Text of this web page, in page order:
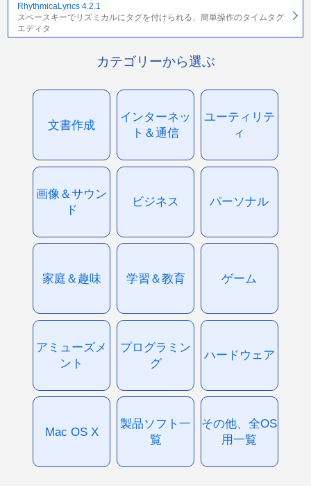
RhythmicaLyrics 4.2.1
スペースキーでリズミカルにタグを付けられる、簡単操作のタイムタグ
エディタ
カテゴリーから選ぶ
文書作成
インターネッ
ト＆通信
ユーティリテ
ィ
画像＆サウン
ド
ビジネス パーソナル
家庭＆趣味 学習＆教育 ゲーム
アミューズメ
ント
プログラミン
グ
ハードウェア
Mac OS X
製品ソフト一
覧
その他、全OS
用一覧